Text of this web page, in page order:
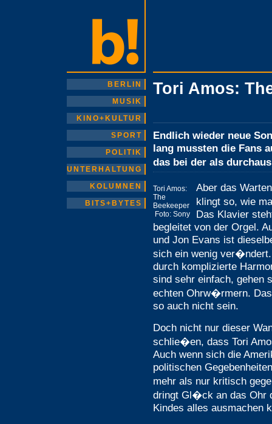
BERLIN
MUSIK
KINO+KULTUR
SPORT
POLITIK
UNTERHALTUNG
KOLUMNEN
BITS+BYTES
Tori Amos:
Endlich wieder neue
lang mussten die Fans
das bei der als
Tori Amos:
The
Beekeeper
Foto: Sony
Aber das
klingt so, wie
Das Klavier
begleitet von der Orgel.
und Jon Evans ist
sich ein wenig
durch komplizierte
sind sehr einfach, gehen
echten Ohrw�rmern.
so auch nicht sein.
Doch nicht nur dieser
schlie�en, dass Tori
Auch wenn sich die
politischen
mehr als nur kritisch
dringt Gl�ck an das Ohr
Kindes alles ausmachen